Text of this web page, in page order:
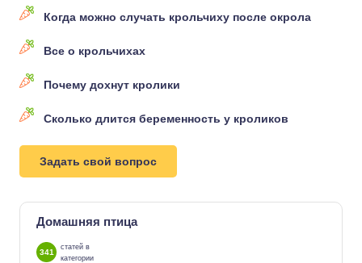
Когда можно случать крольчиху после окрола
Все о крольчихах
Почему дохнут кролики
Сколько длится беременность у кроликов
Задать свой вопрос
Домашняя птица
341
статей в
категории